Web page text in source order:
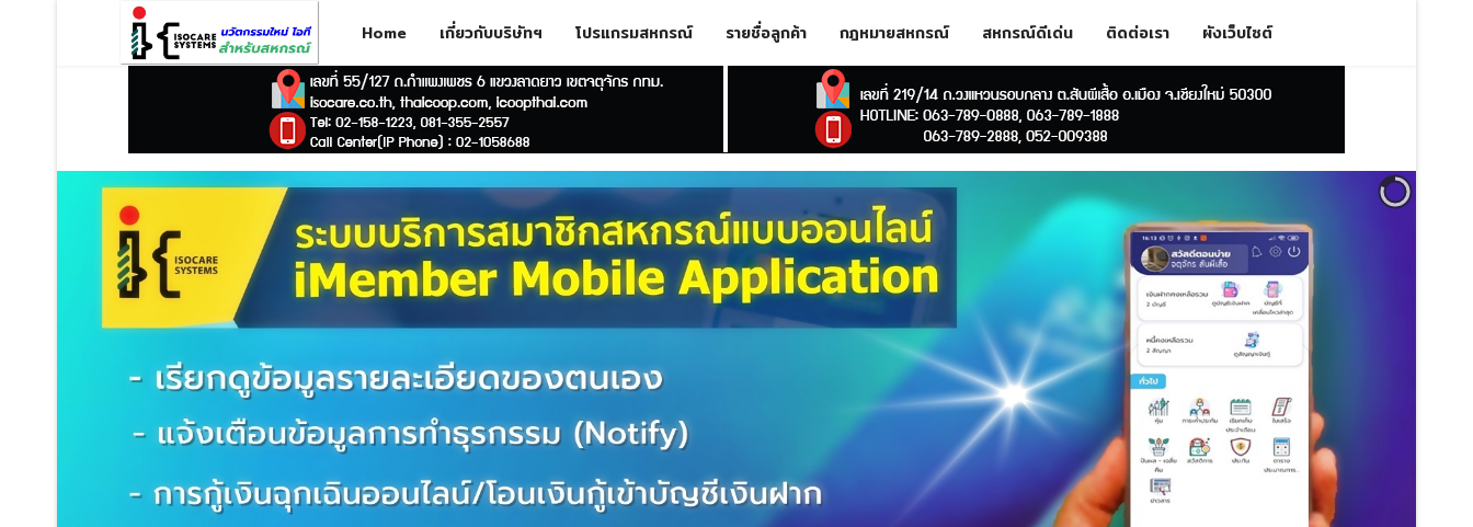
Home เกี่ยวกับบริษัทฯ โปรแกรมสหกรณ์ รายชื่อลูกค้า กฎหมายสหกรณ์ สหกรณ์ดีเด่น ติดต่อเรา ผังเว็บไซต์